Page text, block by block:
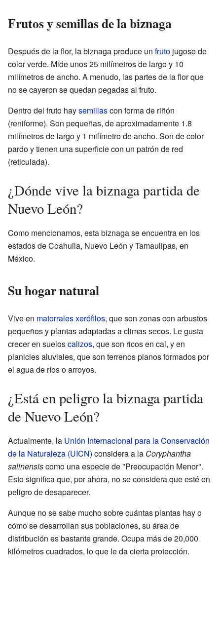
Frutos y semillas de la biznaga
Después de la flor, la biznaga produce un fruto jugoso de
color verde. Mide unos 25 milímetros de largo y 10
milímetros de ancho. A menudo, las partes de la flor que
no se cayeron se quedan pegadas al fruto.
Dentro del fruto haysemillascon forma de riñón
(reniforme). Son pequeñas, de aproximadamente 1.8
milímetros de largo y 1 milímetro de ancho. Son de color
pardo y tienen una superficie con un patrón de red
(reticulada).
¿Dónde vive la biznaga partida de
Nuevo León?
Como mencionamos, esta biznaga se encuentra en los
estados de Coahuila, Nuevo León y Tamaulipas, en
México.
Su hogar natural
Vive en matorrales xerófilos, que son zonas con arbustos
pequeños y plantas adaptadas a climas secos. Le gusta
crecer en sueloscalizos, que son ricos en cal, y en
planicies aluviales, que son terrenos planos formados por
el agua de ríos o arroyos.
¿Está en peligro la biznaga partida
de Nuevo León?
Actualmente, la Unión Internacional para la Conservación
de la Naturaleza (UICN) considera a la Coryphantha
salinensiscomo una especie de "Preocupación Menor".
Esto significa que, por ahora, no se considera que esté en
peligro de desaparecer.
Aunque no se sabe mucho sobre cuántas plantas hay o
cómo se desarrollan sus poblaciones, su área de
distribución es bastante grande. Ocupa más de 20,000
kilómetros cuadrados, lo que le da cierta protección.